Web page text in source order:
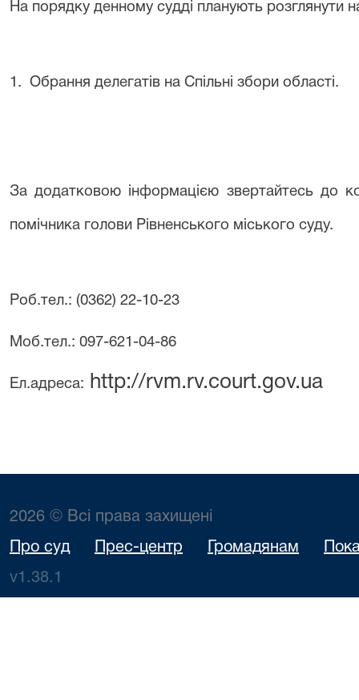
На порядку денному судді планують розглянути
1. Обрання делегатів на Спільні збори області.
За додатковою інформацією звертайтесь до
помічника голови Рівненського міського суду.
Роб.тел.: (0362) 22-10-23
Моб.тел.: 097-621-04-86
Ел.адреса: http://rvm.rv.court.gov.ua
2026 © Всі права захищені
Про суд Прес-центр Громадянам
v1.38.1